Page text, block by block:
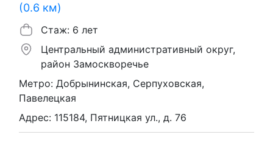
(0.6 км)
Стаж: 6 лет
Центральный административный округ,
район Замоскворечье
Метро: Добрынинская, Серпуховская,
Павелецкая
Адрес: 115184, Пятницкая ул., д. 76